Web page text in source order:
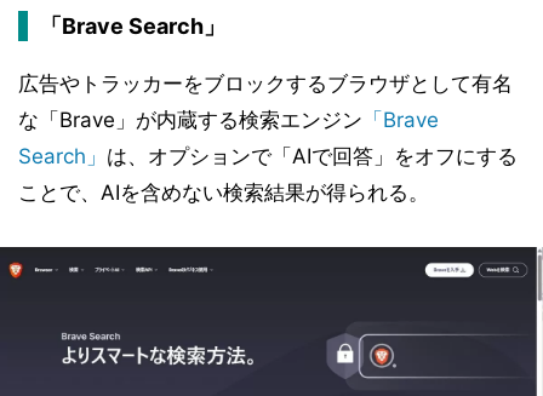
「Brave Search」
広告やトラッカーをブロックするブラウザとして有名
な「Brave」が内蔵する検索エンジン 「Brave
Search」 は、オプションで「AIで回答」をオフにする
ことで、AIを含めない検索結果が得られる。